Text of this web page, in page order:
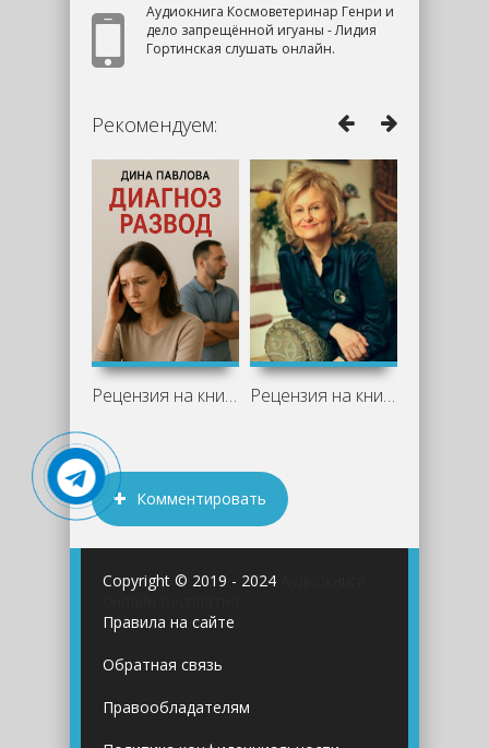
Аудиокнига Космоветеринар Генри и
дело запрещённой игуаны - Лидия
Гортинская слушать онлайн.
Рекомендуем:
Рецензия на книгу "Диагноз развод" - Рецензия на книги Дарьи Донцовой
Комментировать
Copyright © 2019 - 2024
Правила на сайте
Обратная связь
Правообладателям